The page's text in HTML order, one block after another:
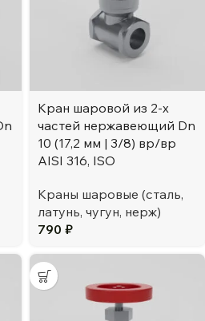
Кран шаровой из 2-х
частей нержавеющий Dn
10 (17,2 мм | 3/8) вр/вр
AISI 316, ISO
Краны шаровые (сталь,
латунь, чугун, нерж)
790 ₽